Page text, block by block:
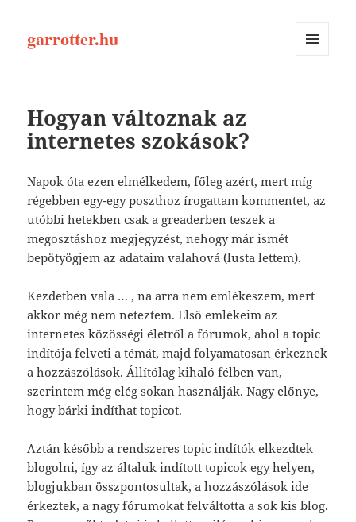
garrotter.hu
Hogyan változnak az
internetes szokások?
Napok óta ezen elmélkedem, főleg azért, mert míg
régebben egy-egy poszthoz írogattam kommentet, az
utóbbi hetekben csak a greaderben teszek a
megosztáshoz megjegyzést, nehogy már ismét
bepötyögjem az adataim valahová (lusta lettem).
Kezdetben vala … , na arra nem emlékeszem, mert
akkor még nem neteztem. Első emlékeim az
internetes közösségi életről a fórumok, ahol a topic
indítója felveti a témát, majd folyamatosan érkeznek
a hozzászólások. Állítólag kihaló félben van,
szerintem még elég sokan használják. Nagy előnye,
hogy bárki indíthat topicot.
Aztán később a rendszeres topic indítók elkezdtek
blogolni, így az általuk indított topicok egy helyen,
blogjukban összpontosultak, a hozzászólások ide
érkeztek, a nagy fórumokat felváltotta a sok kis blog.